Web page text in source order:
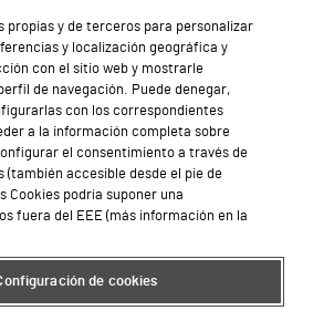
Sobre Vithas
Quiénes somos
Trabajar en Vithas
Cita Médica
Atención al Cliente
y salud en el trabajo
Conoce a Supervita
propias y de terceros para personalizar
y localización geográfica y
con el sitio web y mostrarle
de navegación. Puede denegar,
con los correspondientes
a la información completa sobre
el consentimiento a través de
(también accesible desde el pie de
Cookies podría suponer una
fuera del EEE (más información en la
de cookies